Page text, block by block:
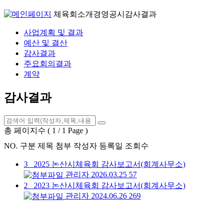
체육회소개 경영공시 감사결과
사업계획 및 결과
예산 및 결산
감사결과
주요회의결과
계약
감사결과
총 페이지수 ( 1 / 1 Page )
NO. 구분 제목 첨부 작성자 등록일 조회수
3
2025 논산시체육회 감사보고서(회계사무소)
관리자 2026.03.25 57
2
2023 논산시체육회 감사보고서(회계사무소)
관리자 2024.06.26 269